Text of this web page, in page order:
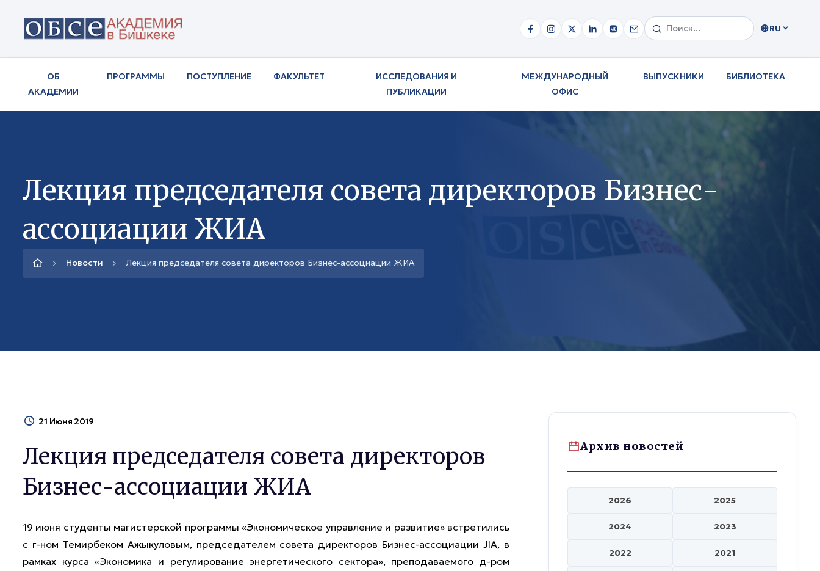
RU
ОБ
АКАДЕМИИ
ПРОГРАММЫ ПОСТУПЛЕНИЕ ФАКУЛЬТЕТ
ИССЛЕДОВАНИЯ И
ПУБЛИКАЦИИ
МЕЖДУНАРОДНЫЙ
ОФИС
ВЫПУСКНИКИ БИБЛИОТЕКА
Лекция председателя совета директоров Бизнес-
ассоциации ЖИА
Новости Лекция председателя совета директоров Бизнес-ассоциации ЖИА
21 Июня 2019
Лекция председателя совета директоров
Бизнес-ассоциации ЖИА
19 июня студенты магистерской программы «Экономическое управление и развитие» встретились
с г-ном Темирбеком Ажыкуловым, председателем совета директоров Бизнес-ассоциации JIA, в
рамках курса «Экономика и регулирование энергетического сектора», преподаваемого д-ром
Архив новостей
2026 2025
2024 2023
2022 2021